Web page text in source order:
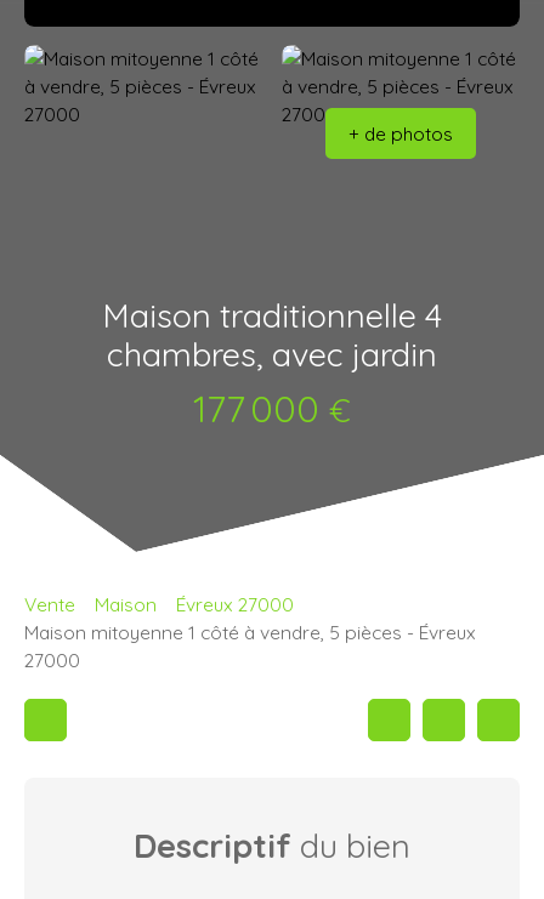
+ de photos
Maison traditionnelle 4
chambres, avec jardin
177 000 €
Vente Maison
Évreux 27000
Maison mitoyenne 1 côté à vendre, 5 pièces - Évreux
27000
Descriptif du bien